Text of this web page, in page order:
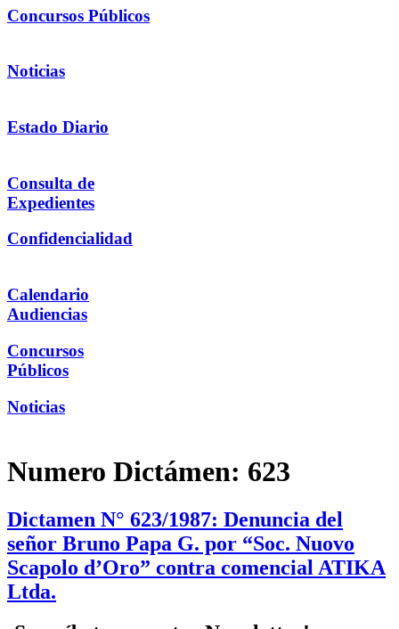
Concursos Públicos
Noticias
Estado Diario
Consulta de
Expedientes
Confidencialidad
Calendario
Audiencias
Concursos
Públicos
Noticias
Numero Dictámen: 623
Dictamen N° 623/1987: Denuncia del
señor Bruno Papa G. por “Soc. Nuovo
Scapolo d’Oro” contra comencial ATIKA
Ltda.